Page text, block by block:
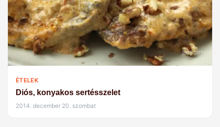
ÉTELEK
Diós, konyakos sertésszelet
2014. december 20. szombat